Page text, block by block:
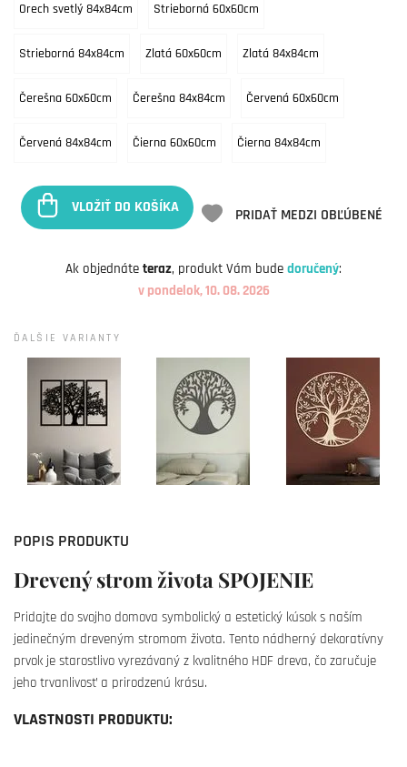
Orech svetlý 84x84cm Strieborná 60x60cm
Strieborná 84x84cm Zlatá 60x60cm Zlatá 84x84cm
Čerešna 60x60cm Čerešna 84x84cm Červená 60x60cm
Červená 84x84cm Čierna 60x60cm Čierna 84x84cm
VLOŽIŤ DO KOŠÍKA PRIDAŤ MEDZI OBĽÚBENÉ
Ak objednáte teraz, produkt Vám bude doručený:
v pondelok, 10. 08. 2026
ĎALŠIE VARIANTY
POPIS PRODUKTU
Drevený strom života SPOJENIE
Pridajte do svojho domova symbolický a estetický kúsok s naším
jedinečným dreveným stromom života. Tento nádherný dekoratívny
prvok je starostlivo vyrezávaný z kvalitného HDF dreva, čo zaručuje
jeho trvanlivosť a prirodzenú krásu.
VLASTNOSTI PRODUKTU: